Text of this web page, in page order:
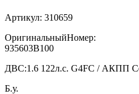
Артикул: 310659
ОригинальныйНомер:
935603B100
ДВС:1.6 122л.с. G4FC / АКПП
Б.у.